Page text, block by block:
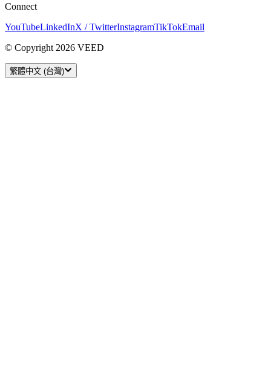
Connect
YouTubeLinkedInX / TwitterInstagramTikTokEmail
© Copyright 2026 VEED
繁體中文 (台灣)